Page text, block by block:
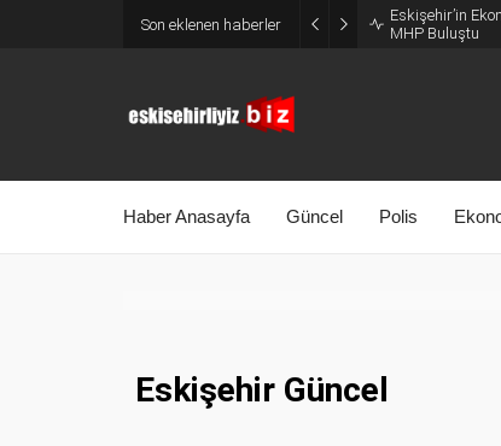
Son eklenen haberler
Eskişehir’in
MHP Buluştu
Haber Anasayfa Güncel Polis
Eskişehir Güncel